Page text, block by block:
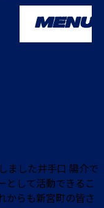
ました井手口 陽介で
として活動できるこ
からも新宮町の皆さ
MENU